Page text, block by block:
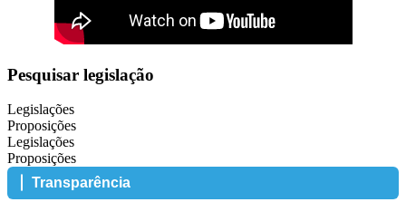
Pesquisar legislação
Legislações
Proposições
Legislações
Proposições
Transparência